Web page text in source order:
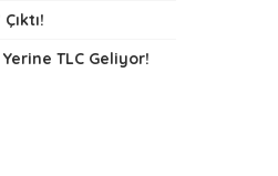
TLC Geliyor!